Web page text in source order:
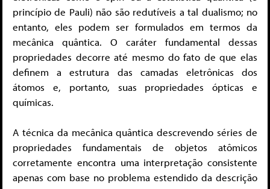
princípio de Pauli) não são redutíveis a tal dualismo; no
entanto, eles podem ser formulados em termos da
mecânica quântica. O caráter fundamental dessas
propriedades decorre até mesmo do fato de que elas
definem a estrutura das camadas eletrônicas dos
átomos e, portanto, suas propriedades ópticas e
químicas.
A técnica da mecânica quântica descrevendo séries de
propriedades fundamentais de objetos atômicos
corretamente encontra uma interpretação consistente
apenas com base no problema estendido da descrição